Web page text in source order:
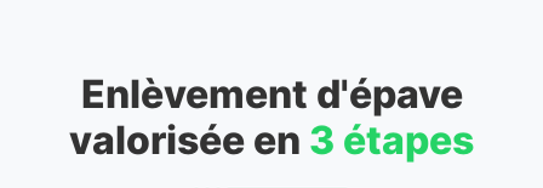
Enlèvement d'épave
valorisée en 3 étapes